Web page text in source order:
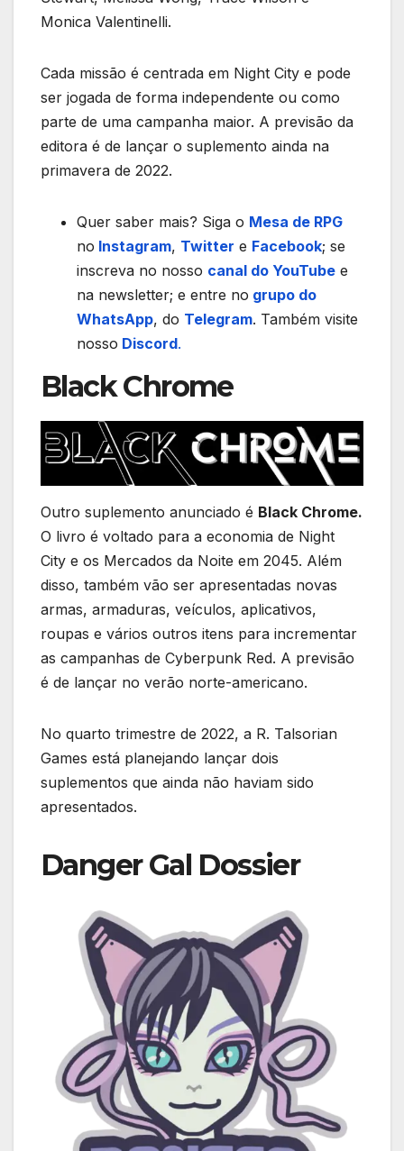
Monica Valentinelli.
Cada missão é centrada em Night City e pode
ser jogada de forma independente ou como
parte de uma campanha maior. A previsão da
editora é de lançar o suplemento ainda na
primavera de 2022.
Quer saber mais? Siga o Mesa de RPG
no Instagram, Twitter e Facebook; se
inscreva no nosso canal do YouTube e
na newsletter; e entre no grupo do
WhatsApp, do Telegram. Também visite
nosso Discord.
Black Chrome
Outro suplemento anunciado é Black Chrome.
O livro é voltado para a economia de Night
City e os Mercados da Noite em 2045. Além
disso, também vão ser apresentadas novas
armas, armaduras, veículos, aplicativos,
roupas e vários outros itens para incrementar
as campanhas de Cyberpunk Red. A previsão
é de lançar no verão norte-americano.
No quarto trimestre de 2022, a R. Talsorian
Games está planejando lançar dois
suplementos que ainda não haviam sido
apresentados.
Danger Gal Dossier